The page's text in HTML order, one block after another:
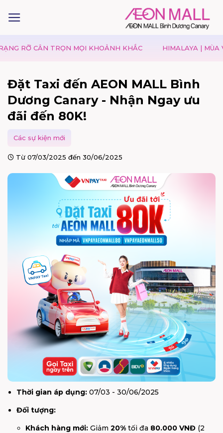
CÂN TRỌN MỌI KHOẢNH KHẮC HIMALAYA | MÙA VU LAN
Đặt Taxi đến AEON MALL Bình
Dương Canary - Nhận Ngay ưu
đãi đến 80K!
Các sự kiện mới
Từ 07/03/2025 đến 30/06/2025
Thời gian áp dụng: 07/03 - 30/06/2025
Đối tượng:
Khách hàng mới: Giảm 20% tối đa 80.000 VNĐ (2